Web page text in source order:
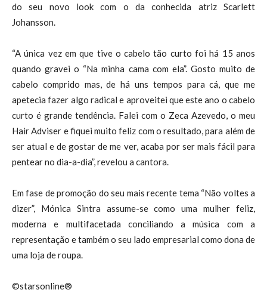
do seu novo look com o da conhecida atriz Scarlett
Johansson.
“A única vez em que tive o cabelo tão curto foi há 15 anos
quando gravei o “Na minha cama com ela”. Gosto muito de
cabelo comprido mas, de há uns tempos para cá, que me
apetecia fazer algo radical e aproveitei que este ano o cabelo
curto é grande tendência. Falei com o Zeca Azevedo, o meu
Hair Adviser e fiquei muito feliz com o resultado, para além de
ser atual e de gostar de me ver, acaba por ser mais fácil para
pentear no dia-a-dia”, revelou a cantora.
Em fase de promoção do seu mais recente tema “Não voltes a
dizer”, Mónica Sintra assume-se como uma mulher feliz,
moderna e multifacetada conciliando a música com a
representação e também o seu lado empresarial como dona de
uma loja de roupa.
©starsonline®